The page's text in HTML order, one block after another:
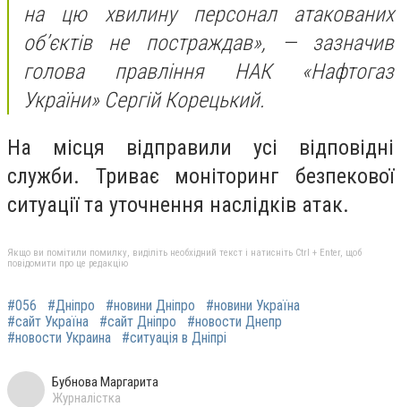
на цю хвилину персонал атакованих
об’єктів не постраждав», —зазначив
голова правління НАК «Нафтогаз
України» Сергій Корецький.
На місця відправили усі відповідні
служби. Триває моніторинг безпекової
ситуації та уточнення наслідків атак.
Якщо ви помітили помилку, виділіть необхідний текст і натисніть Ctrl + Enter, щоб
повідомити про це редакцію
#056 #Дніпро #новини Дніпро
#новини Україна
#сайт Україна
#сайт Дніпро
#новости Днепр
#новости Украина
#ситуація в Дніпрі
Бубнова Маргарита
Журналістка